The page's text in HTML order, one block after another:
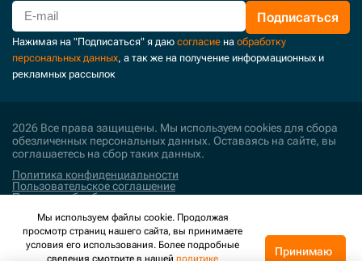
Подписаться
Нажимая на "Подписаться" я даю согласие на обработку
персональных данных, а так же на получение информационных и
рекламных рассылок
2026 Все права защищены. Мы используем cookies для сбора
обезличенных персональных данных. Оставаясь на сайте, вы
соглашаетесь на сбор таких данных.
Политика конфиденциальности
Пользовательское соглашение
Политика обработки персональных данных
Поддержка и развитие
Мы используем файлы cookie. Продолжая
просмотр страниц нашего сайта, вы принимаете
условия его использования. Более подробные
сведения смотрите в нашей политике
Принимаю